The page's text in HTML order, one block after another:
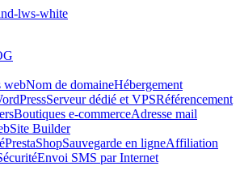
webNom de domaineHébergement
Serveur dédié et VPSRéférencement
Boutiques e-commerceAdresse mail
Site Builder
PrestaShopSauvegarde en ligneAffiliation
Envoi SMS par Internet